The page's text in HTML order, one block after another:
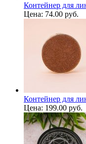
Контейнер для
Цена: 74.00 руб.
Контейнер для
Цена: 199.00 руб.